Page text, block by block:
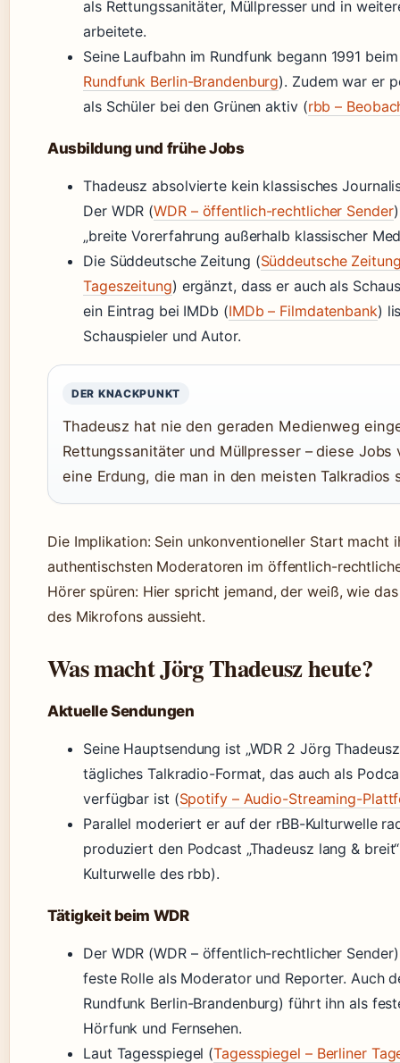
als Rettungssanitäter, Müllpresser und in
arbeitete.
Seine Laufbahn im Rundfunk begann 1991
Rundfunk Berlin-Brandenburg). Zudem war er
als Schüler bei den Grünen aktiv (rbb –
Ausbildung und frühe Jobs
Thadeusz absolvierte kein klassisches
Der WDR (WDR – öffentlich-rechtlicher Sender
„breite Vorerfahrung außerhalb klassischer
Die Süddeutsche Zeitung (Süddeutsche
Tageszeitung) ergänzt, dass er auch als
ein Eintrag bei IMDb (IMDb – Filmdatenbank)
Schauspieler und Autor.
DER KNACKPUNKT
Thadeusz hat nie den geraden Medienweg
Rettungssanitäter und Müllpresser – diese Jobs
eine Erdung, die man in den meisten Talkradios
Die Implikation: Sein unkonventioneller Start macht
authentischsten Moderatoren im öffentlich-
Hörer spüren: Hier spricht jemand, der weiß, wie
des Mikrofons aussieht.
Was macht Jörg Thadeusz heute?
Aktuelle Sendungen
Seine Hauptsendung ist „WDR 2 Jörg
tägliches Talkradio-Format, das auch als
verfügbar ist (Spotify – Audio-Streaming-
Parallel moderiert er auf der rBB-Kulturwelle
produziert den Podcast „Thadeusz lang &
Kulturwelle des rbb).
Tätigkeit beim WDR
Der WDR (WDR – öffentlich-rechtlicher
feste Rolle als Moderator und Reporter. Auch
Rundfunk Berlin-Brandenburg) führt ihn als
Hörfunk und Fernsehen.
Laut Tagesspiegel (Tagesspiegel – Berliner